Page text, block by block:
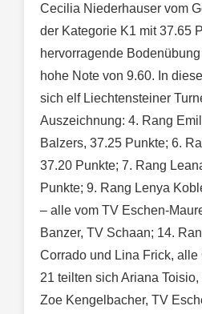
Cecilia Niederhauser vom
der Kategorie K1 mit 37.65
hervorragende
hohe Note von 9.60. In
sich elf Liechtensteiner
Auszeichnung: 4. Rang
Balzers, 37.25 Punkte; 6.
37.20 Punkte; 7. Rang
Punkte; 9. Rang Lenya
– alle vom TV Eschen-
Banzer, TV Schaan; 14.
Corrado und Lina Frick, alle
21 teilten sich Ariana
Zoe Kengelbacher, TV